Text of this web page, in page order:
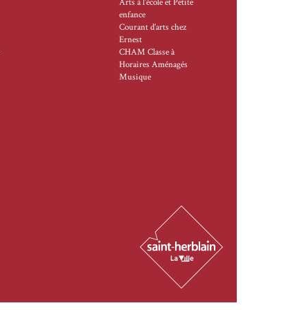
enfance
Courant d’arts chez
Ernest
CHAM Classe à
Horaires Aménagés
Musique